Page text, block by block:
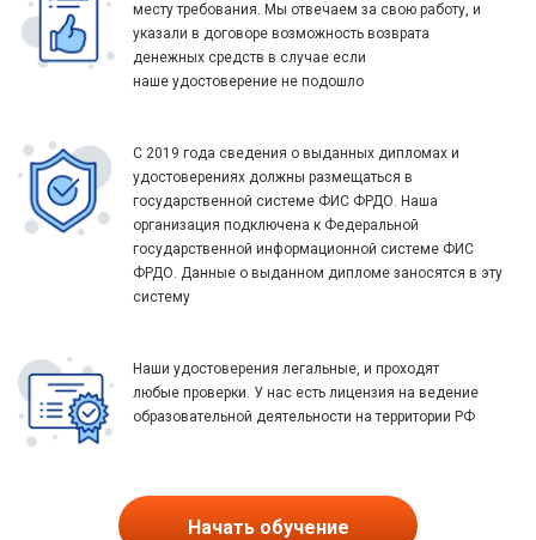
месту требования. Мы отвечаем за свою работу, и
указали в договоре возможность возврата
денежных средств в случае если
наше удостоверение не подошло
С 2019 года сведения о выданных дипломах и
удостоверениях должны размещаться в
государственной системе ФИС ФРДО. Наша
организация подключена к Федеральной
государственной информационной системе ФИС
ФРДО. Данные о выданном дипломе заносятся в эту
систему
Наши удостоверения легальные, и проходят
любые проверки. У нас есть лицензия на ведение
образовательной деятельности на территории РФ
Начать обучение